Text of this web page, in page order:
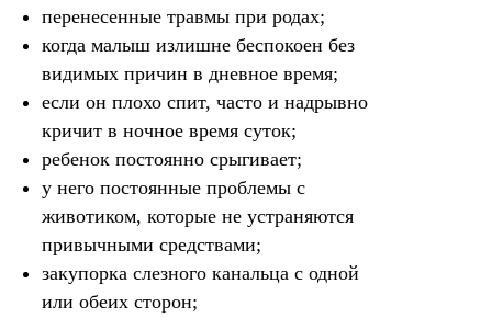
перенесенные травмы при родах;
когда малыш излишне беспокоен без
видимых причин в дневное время;
если он плохо спит, часто и надрывно
кричит в ночное время суток;
ребенок постоянно срыгивает;
у него постоянные проблемы с
животиком, которые не устраняются
привычными средствами;
закупорка слезного канальца с одной
или обеих сторон;